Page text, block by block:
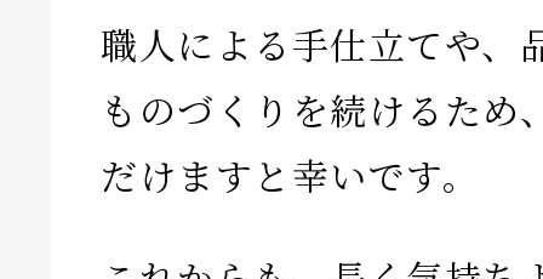
職人による手仕立てや、
ものづくりを続けるため
だけますと幸いです。